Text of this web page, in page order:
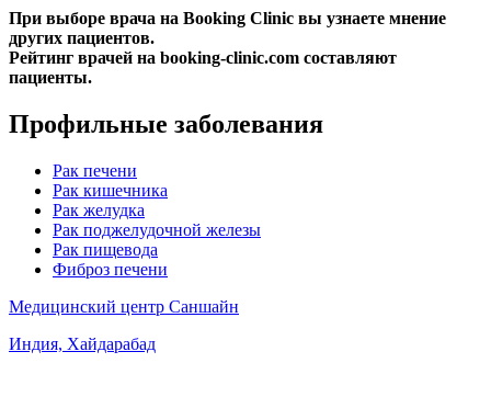
При выборе врача на Booking Clinic вы узнаете мнение
других пациентов.
Рейтинг врачей на booking-clinic.com составляют
пациенты.
Профильные заболевания
Рак печени
Рак кишечника
Рак желудка
Рак поджелудочной железы
Рак пищевода
Фиброз печени
Медицинский центр Саншайн
Индия, Хайдарабад